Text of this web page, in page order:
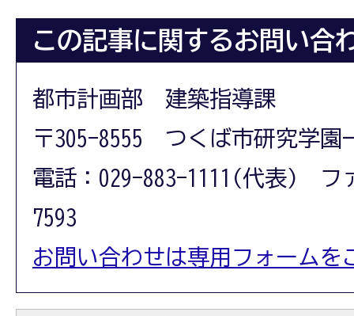
この記事に関するお問い合
都市計画部 建築指導課
〒305-8555 つくば市研究学園
電話：029-883-1111(代表) フ
7593
お問い合わせは専用フォームを